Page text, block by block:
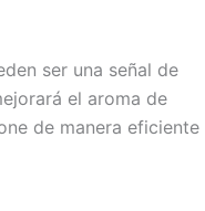
ser una señal de
el aroma de
de manera eficiente